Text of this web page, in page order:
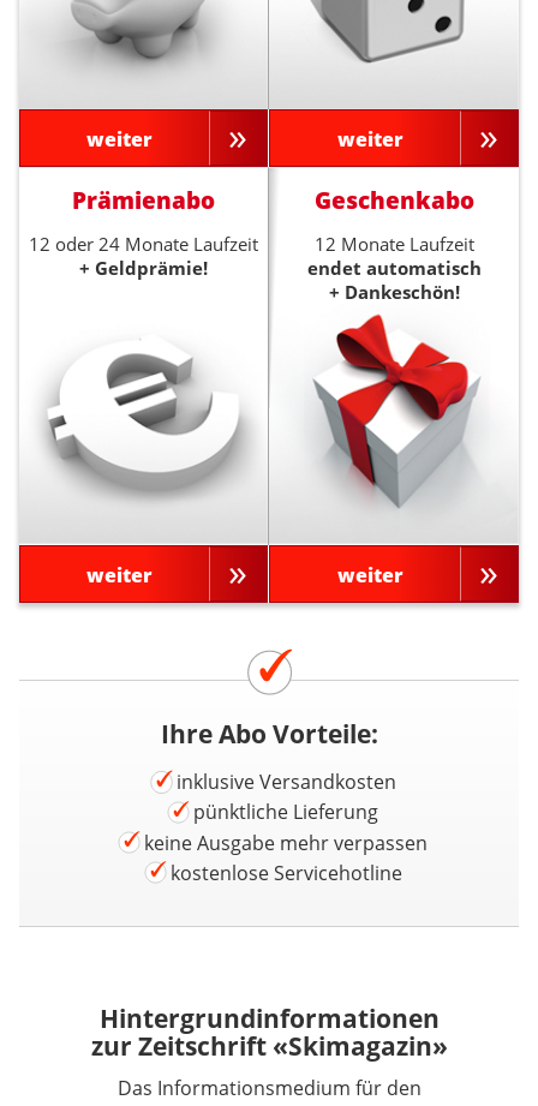
weiter weiter
Prämienabo
12 oder 24 Monate Laufzeit
+ Geldprämie!
weiter
Geschenkabo
12 Monate Laufzeit
endet automatisch
+ Dankeschön!
weiter
Ihre Abo Vorteile:
inklusive Versandkosten
pünktliche Lieferung
keine Ausgabe mehr verpassen
kostenlose Servicehotline
Hintergrundinformationen
zur Zeitschrift «Skimagazin»
Das Informationsmedium für den